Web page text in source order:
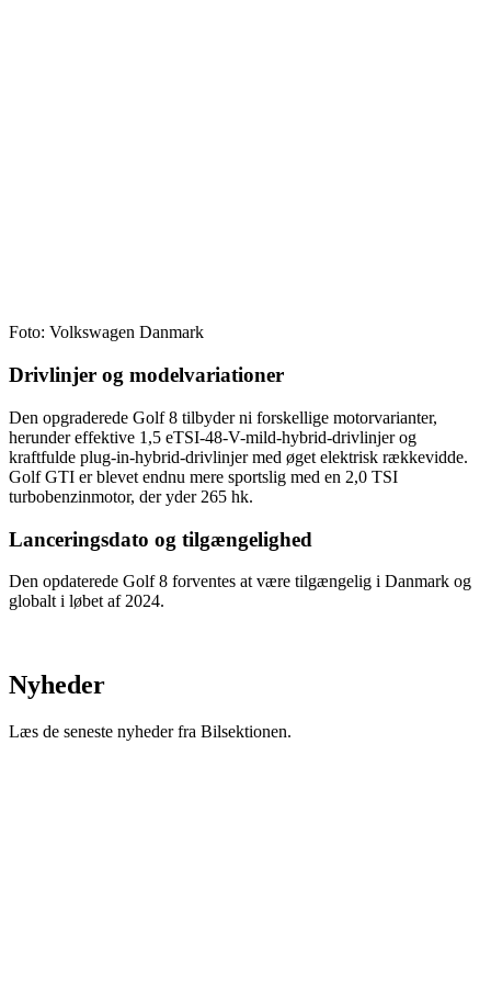
Foto: Volkswagen Danmark
Drivlinjer og modelvariationer
Den opgraderede Golf 8 tilbyder ni forskellige motorvarianter,
herunder effektive 1,5 eTSI-48-V-mild-hybrid-drivlinjer og
kraftfulde plug-in-hybrid-drivlinjer med øget elektrisk rækkevidde.
Golf GTI er blevet endnu mere sportslig med en 2,0 TSI
turbobenzinmotor, der yder 265 hk.
Lanceringsdato og tilgængelighed
Den opdaterede Golf 8 forventes at være tilgængelig i Danmark og
globalt i løbet af 2024.
Nyheder
Læs de seneste nyheder fra Bilsektionen.